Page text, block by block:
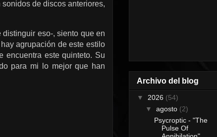
de discos anteriores,
eso-, siento que en
agrupación de este estilo
encuentra este quinteto. Su
para mi lo mejor que han
Archivo del blog
▼ 2026 (54)
▼ agosto (2)
Psycroptic - "The
Pulse Of